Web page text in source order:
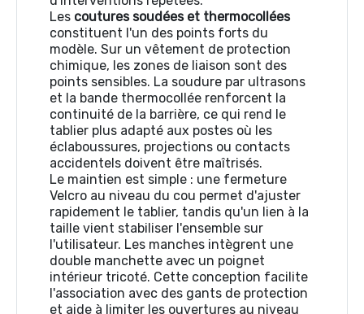
Les coutures soudées et thermocollées
constituent l'un des points forts du
modèle. Sur un vêtement de protection
chimique, les zones de liaison sont des
points sensibles. La soudure par ultrasons
et la bande thermocollée renforcent la
continuité de la barrière, ce qui rend le
tablier plus adapté aux postes où les
éclaboussures, projections ou contacts
accidentels doivent être maîtrisés.
Le maintien est simple : une fermeture
Velcro au niveau du cou permet d'ajuster
rapidement le tablier, tandis qu'un lien à la
taille vient stabiliser l'ensemble sur
l'utilisateur. Les manches intègrent une
double manchette avec un poignet
intérieur tricoté. Cette conception facilite
l'association avec des gants de protection
et aide à limiter les ouvertures au niveau